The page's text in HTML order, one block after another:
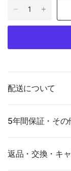
配送について
5年間保証・その
返品・交換・キ